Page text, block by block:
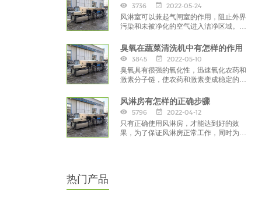
3736
2022-05-24
风淋室可以兼起气闸室的作用，阻止外界
污染和未被净化的空气进入洁净区域。工
臭氧在蔬菜清洗机中有怎样的作用
3845
2022-05-10
臭氧具有很强的氧化性，迅速氧化农药和
激素分子链，使农药和激素变成稳定的无
有很强的渗透性，
风淋房有怎样的正确步骤
5796
2022-04-12
只有正确使用风淋房，才能达到好的效
果，为了保证风淋房正常工作，同时为了
热门产品